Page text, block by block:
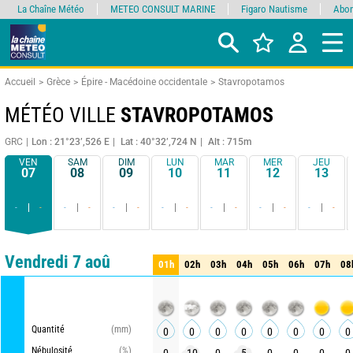
Accueil Grèce Épire - Macédoine occidentale Stavropotamos
MÉTÉO VILLE STAVROPOTAMOS
GRC Lon : 21°23’,526 E Lat : 40°32’,724 N
Alt : 715m
VEN
07
- -
SAM
08
- -
DIM
09
- -
LUN
10
- -
MAR
11
- -
MER
12
- -
JEU
13
- -
Comparateur détaillé synthétique
Vendredi 7 aoû
Quantité
(mm)
Nébulosité
(%)
01h 02h 03h 04h 05h 06h 07h
01h 02h 03h 04h 05h 06h 07h
0 0 0 0 0 0 0
0
La Chaîne Météo METEO CONSULT MARINE Figaro Nautisme